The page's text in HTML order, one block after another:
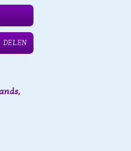
DELEN